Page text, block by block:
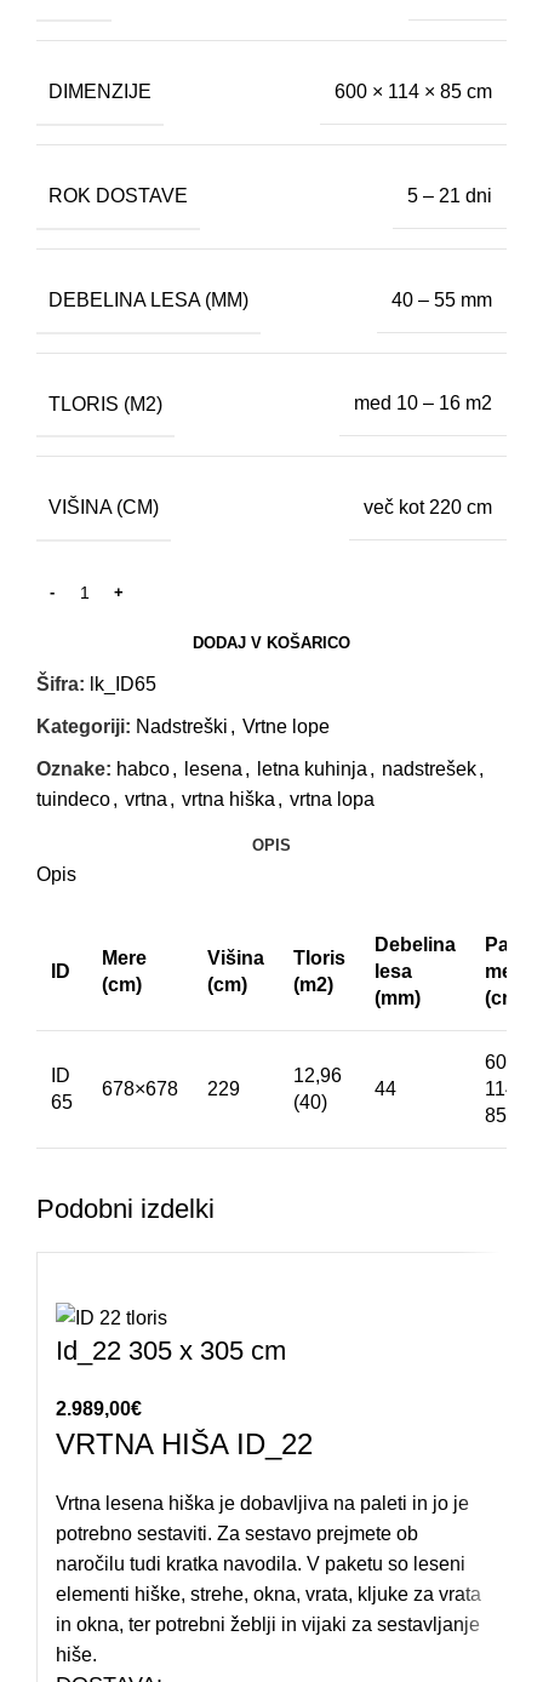
DIMENZIJE 600 × 114 × 85 cm
ROK DOSTAVE 5 – 21 dni
DEBELINA LESA (MM) 40 – 55 mm
TLORIS (M2) med 10 – 16 m2
VIŠINA (CM) več kot 220 cm
DODAJ V KOŠARICO
Šifra: lk_ID65
Kategoriji: Nadstreški , Vrtne lope
Oznake: habco, lesena , letna kuhinja , nadstrešek,
tuindeco, vrtna , vrtna hiška , vrtna lopa
OPIS
Opis
ID
Mere
(cm)
Višina
(cm)
Tloris
(m2)
Debelina
lesa
(mm)
Paket
mere
(cm)
ID
65
678×678 229
12,96
(40)
44
600 x
114 x
85
Podobni izdelki
Id_22 305 x 305 cm
2.989,00€
VRTNA HIŠA ID_22
Vrtna lesena hiška je dobavljiva na paleti in jo je
potrebno sestaviti. Za sestavo prejmete ob
naročilu tudi kratka navodila. V paketu so leseni
elementi hiške, strehe, okna, vrata, kljuke za vrata
in okna, ter potrebni žeblji in vijaki za sestavljanje
hiše.